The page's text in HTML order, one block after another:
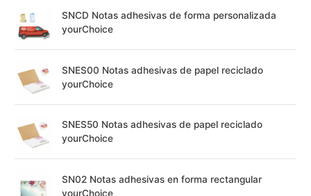
SNCD Notas adhesivas de forma personalizada
yourChoice
SNES00 Notas adhesivas de papel reciclado
yourChoice
SNES50 Notas adhesivas de papel reciclado
yourChoice
SN02 Notas adhesivas en forma rectangular
yourChoice